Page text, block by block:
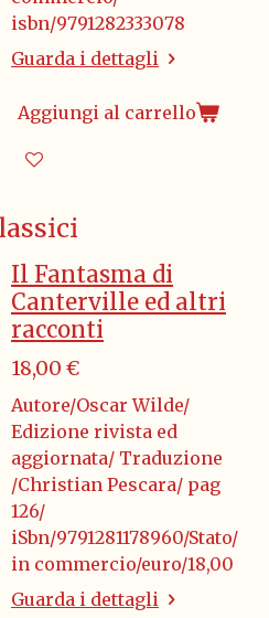
isbn/9791282333078
Guarda i dettagli
Aggiungi al carrello
Il Fantasma di
Canterville ed altri
racconti
18,00 €
Autore/Oscar Wilde/
Edizione rivista ed
aggiornata/ Traduzione
/Christian Pescara/ pag
126/
iSbn/9791281178960/Stato/
in commercio/euro/18,00
Guarda i dettagli